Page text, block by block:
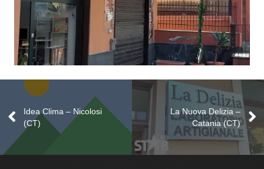
FC FotoArt – Gravina di Catania
Video Insegne
Idea Clima – Nicolosi
(CT)
La Nuova Delizia –
Catania (CT)